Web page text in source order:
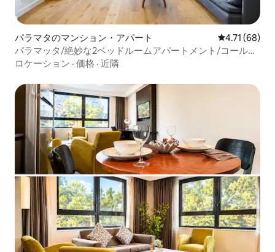
パラマタのマンション・アパート レビュー68
4.71 (68)
パラマッタ/絶妙な2ベッドルームアパートメント/コール
ズ/駅近く/快適で快適/交通の便よし
ロケーション · 価格 · 近隣